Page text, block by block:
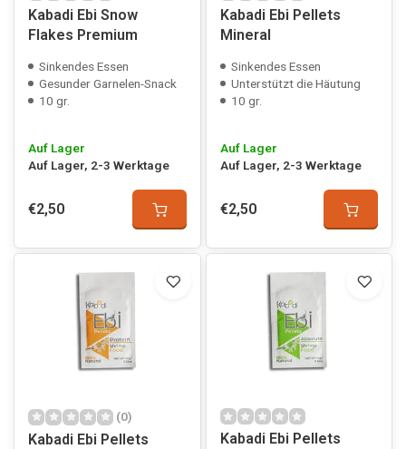
Kabadi Ebi Snow
Flakes Premium
Sinkendes Essen
Gesunder Garnelen-Snack
10 gr.
Auf Lager
Auf Lager, 2-3 Werktage
€2,50
Kabadi Ebi Pellets
Mineral
Sinkendes Essen
Unterstützt die Häutung
10 gr.
Auf Lager
Auf Lager, 2-3 Werktage
€2,50
(0)
Kabadi Ebi Pellets
Kabadi Ebi Pellets